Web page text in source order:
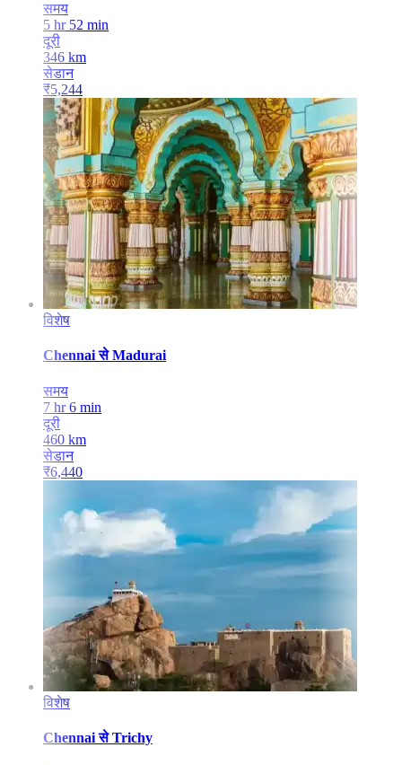
समय
5 hr 52 min
दूरी
346 km
सेडान
₹5,244
विशेष
Chennai से Madurai
समय
7 hr 6 min
दूरी
460 km
सेडान
₹6,440
विशेष
Chennai से Trichy